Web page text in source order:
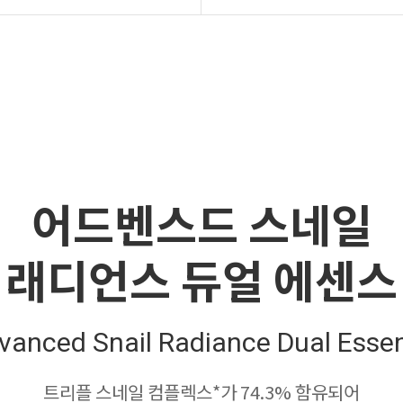
어드벤스드 스네일
래디언스 듀얼 에센스
Snail Radiance Dual
트리플 스네일 컴플렉스*가 74.3% 함유되어